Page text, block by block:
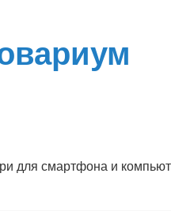
для смартфона и